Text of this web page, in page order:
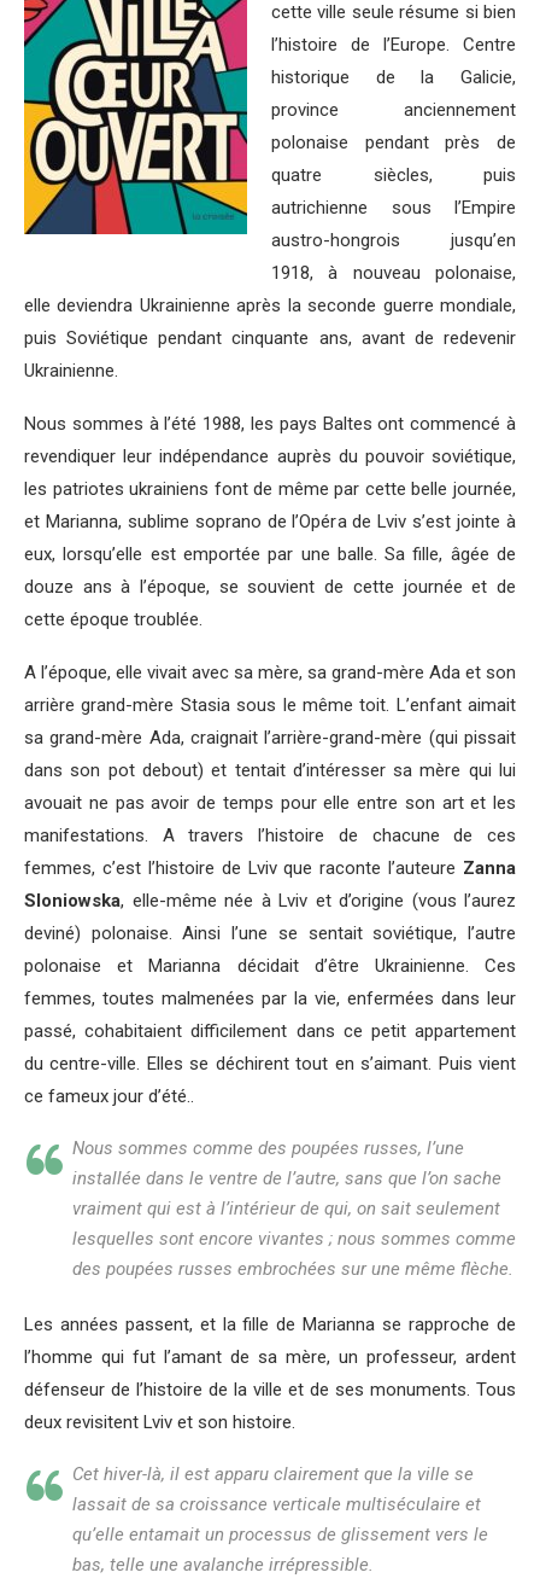
cette ville seule résume si bien
l’histoire de l’Europe. Centre
historique de la Galicie,
province anciennement
polonaise pendant près de
quatre siècles, puis
autrichienne sous l’Empire
austro-hongrois jusqu’en
1918, à nouveau polonaise,
elle deviendra Ukrainienne après la seconde guerre mondiale,
puis Soviétique pendant cinquante ans, avant de redevenir
Ukrainienne.
Nous sommes à l’été 1988, les pays Baltes ont commencé à
revendiquer leur indépendance auprès du pouvoir soviétique,
les patriotes ukrainiens font de même par cette belle journée,
et Marianna, sublime soprano de l’Opéra de Lviv s’est jointe à
eux, lorsqu’elle est emportée par une balle. Sa fille, âgée de
douze ans à l’époque, se souvient de cette journée et de
cette époque troublée.
A l’époque, elle vivait avec sa mère, sa grand-mère Ada et son
arrière grand-mère Stasia sous le même toit. L’enfant aimait
sa grand-mère Ada, craignait l’arrière-grand-mère (qui pissait
dans son pot debout) et tentait d’intéresser sa mère qui lui
avouait ne pas avoir de temps pour elle entre son art et les
manifestations. A travers l’histoire de chacune de ces
femmes, c’est l’histoire de Lviv que raconte l’auteure Zanna
Sloniowska, elle-même née à Lviv et d’origine (vous l’aurez
deviné) polonaise. Ainsi l’une se sentait soviétique, l’autre
polonaise et Marianna décidait d’être Ukrainienne. Ces
femmes, toutes malmenées par la vie, enfermées dans leur
passé, cohabitaient difficilement dans ce petit appartement
du centre-ville. Elles se déchirent tout en s’aimant. Puis vient
ce fameux jour d’été..
Nous sommes comme des poupées russes, l’une
installée dans le ventre de l’autre, sans que l’on sache
vraiment qui est à l’intérieur de qui, on sait seulement
lesquelles sont encore vivantes ; nous sommes comme
des poupées russes embrochées sur une même flèche.
Les années passent, et la fille de Marianna se rapproche de
l’homme qui fut l’amant de sa mère, un professeur, ardent
défenseur de l’histoire de la ville et de ses monuments. Tous
deux revisitent Lviv et son histoire.
Cet hiver-là, il est apparu clairement que la ville se
lassait de sa croissance verticale multiséculaire et
qu’elle entamait un processus de glissement vers le
bas, telle une avalanche irrépressible.